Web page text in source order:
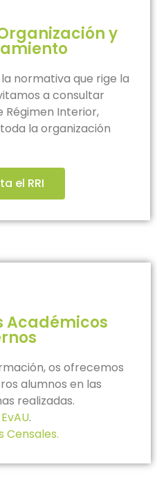
y
normativa que rige la
a consultar
Régimen Interior,
la organización
el RRI
Académicos
os ofrecemos
alumnos en las
realizadas.
.
Censales.